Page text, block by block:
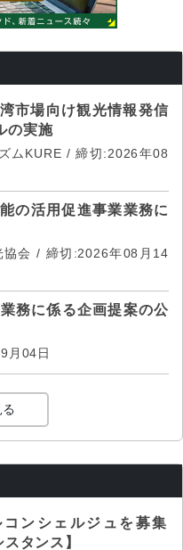
市場向け観光情報発信
の実施
ムKURE / 締切:2026年08
の活用促進事業業務に
協会 / 締切:2026年08月14
務に係る企画提案の公
月04日
ンシェルジュを募集
タンス】